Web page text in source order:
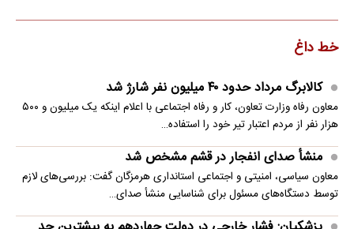
خط داغ
کالابرگ مرداد حدود ۴۰‌ میلیون نفر شارژ شد
معاون رفاه وزارت تعاون، کار و رفاه اجتماعی با اعلام اینکه یک میلیون و ۵۰۰
هزار نفر از مردم اعتبار تیر خود را استفاده…
منشأ صدای انفجار در قشم مشخص شد
معاون سیاسی، امنیتی و اجتماعی استانداری هرمزگان گفت: بررسی‌های لازم
توسط دستگاه‌های مسئول برای شناسایی منشأ صدای…